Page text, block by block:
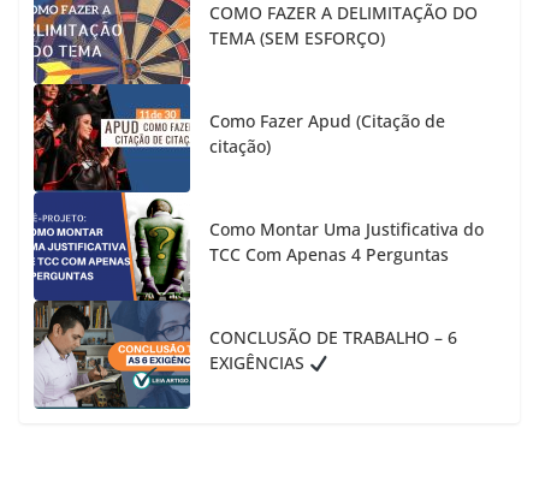
COMO FAZER A DELIMITAÇÃO DO
TEMA (SEM ESFORÇO)
Como Fazer Apud (Citação de
citação)
Como Montar Uma Justificativa do
TCC Com Apenas 4 Perguntas
CONCLUSÃO DE TRABALHO – 6
EXIGÊNCIAS